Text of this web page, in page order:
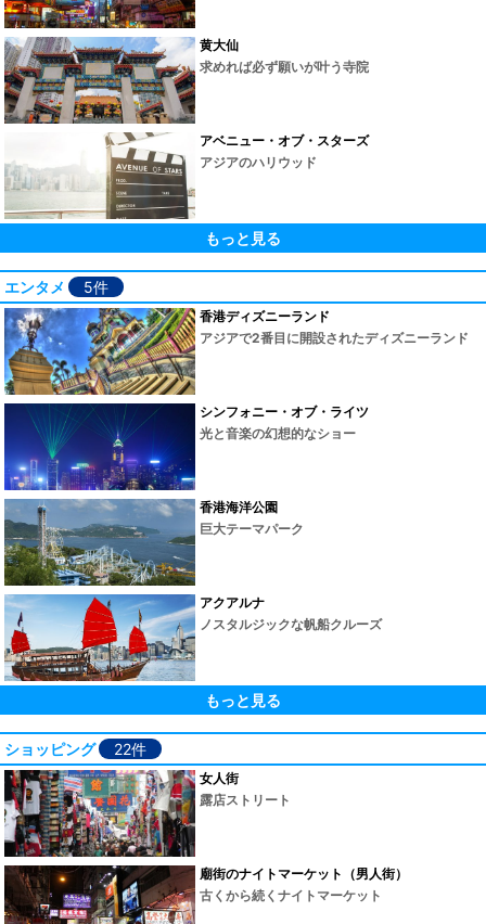
黄大仙
求めれば必ず願いが叶う寺院
アベニュー・オブ・スターズ
アジアのハリウッド
もっと見る
エンタメ 5件
香港ディズニーランド
アジアで2番目に開設されたディズニーランド
シンフォニー・オブ・ライツ
光と音楽の幻想的なショー
香港海洋公園
巨大テーマパーク
アクアルナ
ノスタルジックな帆船クルーズ
もっと見る
ショッピング 22件
女人街
露店ストリート
廟街のナイトマーケット（男人街）
古くから続くナイトマーケット